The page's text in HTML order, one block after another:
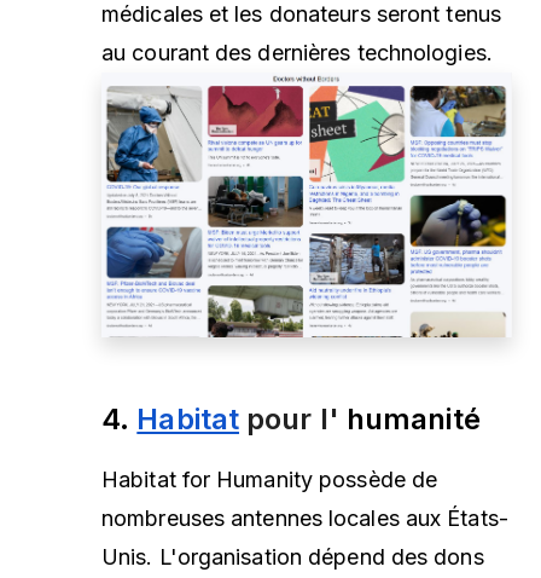
médicales et les donateurs seront tenus
au courant des dernières technologies.
4. Habitat pour l' humanité
Habitat for Humanity possède de
nombreuses antennes locales aux États-
Unis. L'organisation dépend des dons